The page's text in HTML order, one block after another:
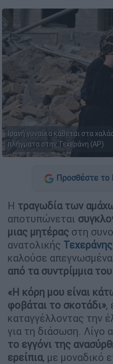
Ιρανή γυναίκα κάθεται στα
πλήγματα στην Τεχεράνη (AP)
Προσθέστε
Η τραγωδία των
αποτυπώνεται
μιας μητέρας στη
ανατολικής Τεχεράνης
καλούσε
από τα συντρίμμια
«Η κόρη μου είναι
φοβάται το σκοτάδι»,
καταγγέλλοντας την
για τη διάσωση. Λίγο
το εγγόνι της
ερείπια, με μοναδικό